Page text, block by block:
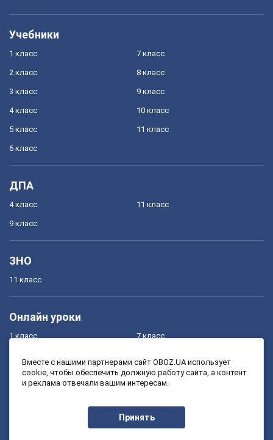
Учебники
1 класс
2 класс
3 класс
4 класс
5 класс
6 класс
7 класс
8 класс
9 класс
10 класс
11 класс
ДПА
4 класс
9 класс
11 класс
ЗНО
11 класс
Онлайн уроки
1 класс
3 класс
7 класс
9 класс
Вместе с нашими партнерами сайт OBOZ.UA использует
cookie, чтобы обеспечить должную работу сайта, а контент
и реклама отвечали вашим интересам.
Принять